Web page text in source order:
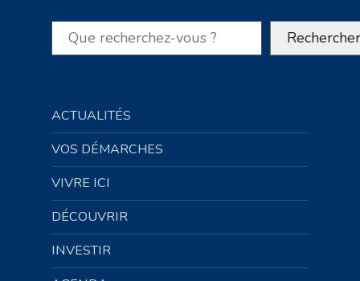
Rechercher Rechercher
ACTUALITÉS
VOS DÉMARCHES
VIVRE ICI
DÉCOUVRIR
INVESTIR